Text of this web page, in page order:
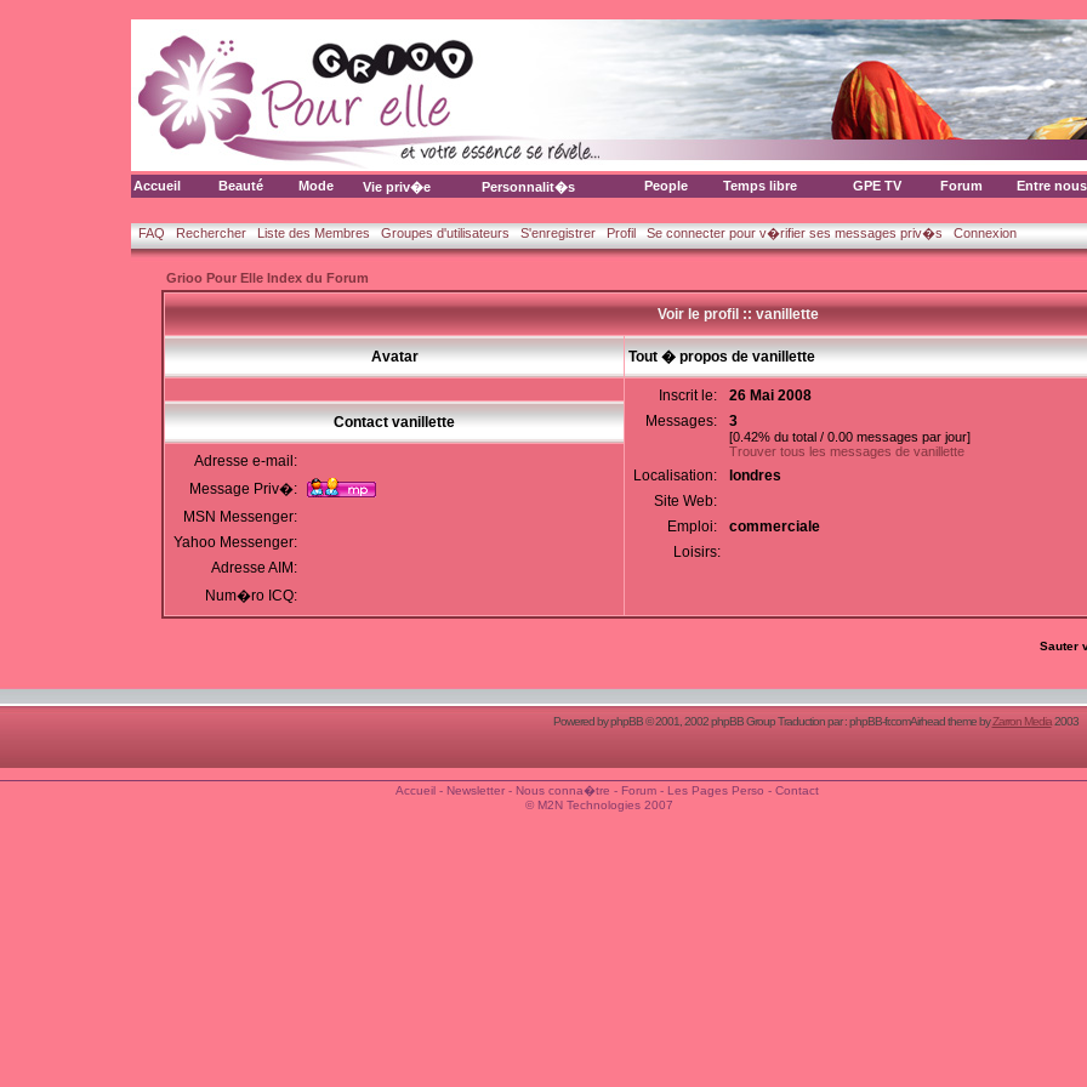
Accueil Beauté Mode Vie priv�e Personnalit�s People Temps libre GPE TV Forum Entre nous
FAQ Rechercher Liste des Membres Groupes d'utilisateurs S'enregistrer Profil Se connecter pour v�rifier ses messages priv�s Connexion
Grioo Pour Elle Index du Forum
Voir le profil :: vanillette
Avatar Tout � propos de vanillette
Inscrit le:
26 Mai 2008
Messages:
3
[0.42% du total / 0.00 messages par jour]
Trouver tous les messages de vanillette
Localisation:
londres
Site Web:
Emploi:
commerciale
Loisirs:
Contact vanillette
Adresse e-mail:
Message Priv�:
MSN Messenger:
Yahoo Messenger:
Adresse AIM:
Num�ro ICQ:
Sauter
Powered byphpBB© 2001, 2002 phpBB Group Traduction par :phpBB-fr.comAirhead theme byZarron Media2003
Accueil- Newsletter- Nous conna�tre - Forum- Les Pages Perso - Contact
© M2N Technologies 2007